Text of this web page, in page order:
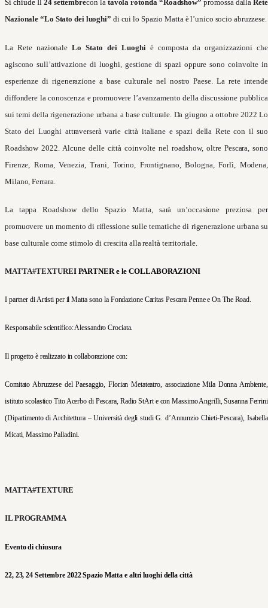
Si chiude Il 24 settembrecon la tavola rotonda “Roadshow”promossa dallaRete
Nazionale “Lo Stato dei luoghi” di cui lo Spazio Matta è l’unico socio abruzzese.
La Rete nazionaleLo Stato dei Luoghi è composta da organizzazioni che
agiscono sull’attivazione di luoghi, gestione di spazi oppure sono coinvolte in
esperienze di rigenerazione a base culturale nel nostro Paese. La rete intende
diffondere la conoscenza e promuovere l’avanzamento della discussione pubblica
sui temi della rigenerazione urbana a base culturale. Da giugno a ottobre 2022 Lo
Stato dei Luoghi attraverserà varie città italiane e spazi della Rete con il suo
Roadshow 2022. Alcune delle città coinvolte nel roadshow, oltre Pescara, sono
Firenze, Roma, Venezia, Trani, Torino, Frontignano, Bologna, Forlì, Modena,
Milano, Ferrara.
La tappa Roadshow dello Spazio Matta, sarà un’occasione preziosa per
promuovere un momento di riflessione sulle tematiche di rigenerazione urbana su
base culturale come stimolo di crescita alla realtà territoriale.
MATTA#TEXTUREI PARTNER e le COLLABORAZIONI
I partner di Artisti per il Matta sono la Fondazione Caritas Pescara Penne e On The Road.
Responsabile scientifico: Alessandro Crociata.
Il progetto è realizzato in collaborazione con:
Comitato Abruzzese del Paesaggio, Florian Metateatro, associazione Mila Donna Ambiente,
istituto scolastico Tito Acerbo di Pescara, Radio StArt e con Massimo Angrilli, Susanna Ferrini
(Dipartimento di Architettura – Università degli studi G. d’Annunzio Chieti-Pescara), Isabella
Micati, Massimo Palladini.
MATTA#TEXTURE
IL PROGRAMMA
Evento di chiusura
22, 23, 24 Settembre 2022 Spazio Matta e altri luoghi della città